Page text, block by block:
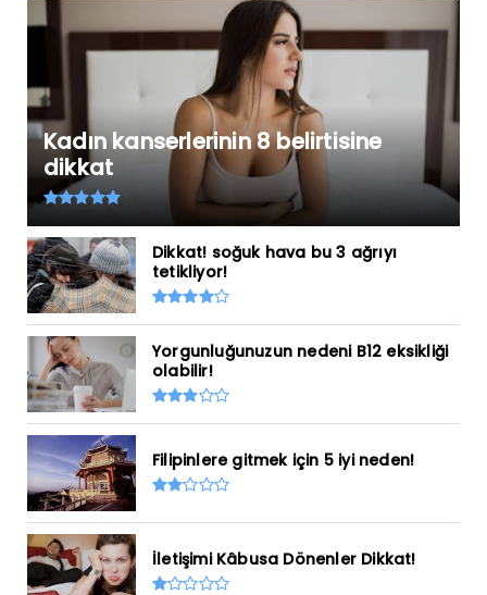
Kadın kanserlerinin 8 belirtisine
dikkat
Dikkat! soğuk hava bu 3 ağrıyı
tetikliyor!
Yorgunluğunuzun nedeni B12 eksikliği
olabilir!
Filipinlere gitmek için 5 iyi neden!
İletişimi Kâbusa Dönenler Dikkat!